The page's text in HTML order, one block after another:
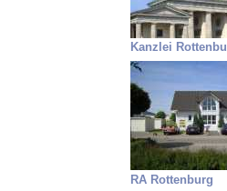
Kanzlei
RA Rottenburg